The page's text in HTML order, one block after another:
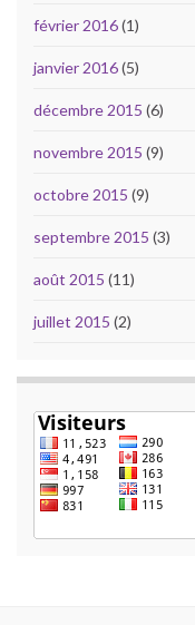
février 2016(1)
janvier 2016(5)
décembre 2015 (6)
novembre 2015 (9)
octobre 2015 (9)
septembre 2015 (3)
août 2015 (11)
juillet 2015 (2)